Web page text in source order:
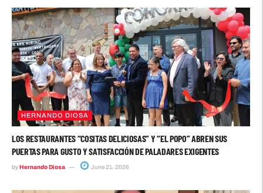
HERNANDO DIOSA
LOS RESTAURANTES “COSITAS DELICIOSAS” Y “EL POPO” ABREN SUS
PUERTAS PARA GUSTO Y SATISFACCIÓN DE PALADARES EXIGENTES
byHernando Diosa June 21, 2026